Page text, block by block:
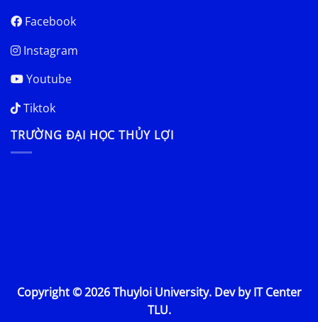
Facebook
Instagram
Youtube
Tiktok
TRƯỜNG ĐẠI HỌC THỦY LỢI
Copyright © 2026 Thuyloi University. Dev by IT Center
TLU.